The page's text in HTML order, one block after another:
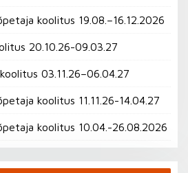
koolitus 19.08.–16.12.2026
20.10.26-09.03.27
03.11.26–06.04.27
koolitus 11.11.26-14.04.27
koolitus 10.04.-26.08.2026